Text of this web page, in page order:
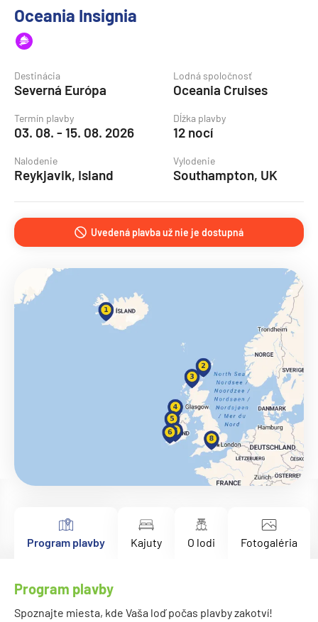
Oceania Insignia
Destinácia
Severná Európa
Lodná spoločnosť
Oceania Cruises
Termín plavby
03. 08. - 15. 08. 2026
Dĺžka plavby
12 nocí
Nalodenie
Reykjavik, Island
Vylodenie
Southampton, UK
Uvedená plavba už nie je dostupná
Program plavby Kajuty O lodi Fotogaléria
Program plavby
Spoznajte miesta, kde Vaša loď počas plavby zakotví!